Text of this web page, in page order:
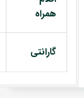
همراه
گارانتی